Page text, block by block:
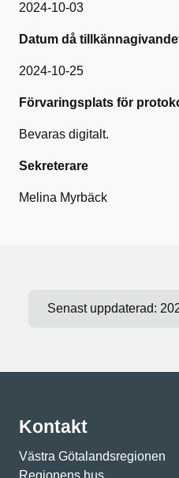
2024-10-03
Datum då
2024-10-25
Förvaringsplats för
Bevaras digitalt.
Sekreterare
Melina Myrbäck
Senast uppdaterad:
Kontakt
Västra Götalandsregionen
Regionens hus